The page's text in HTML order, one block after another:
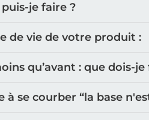
puis-je faire ?
de vie de votre produit :
qu’avant : que dois-je
se courber “la base